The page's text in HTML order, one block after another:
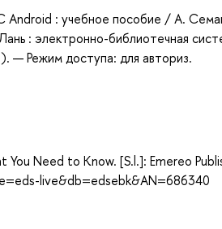
Android : учебное пособие / А.
: электронно-библиотечная
Режим доступа: для авториз.
Need to Know. [S.l.]: Emereo
live&db=edsebk&AN=686340